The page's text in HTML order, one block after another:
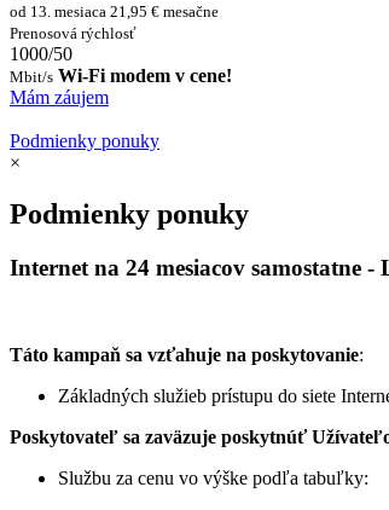
od 13. mesiaca 21,95 € mesačne
Prenosová rýchlosť
1000/50
Mbit/s Wi-Fi modem v cene!
Mám záujem
Podmienky ponuky
×
Podmienky ponuky
Internet na 24 mesiacov samostatne -
Táto kampaň sa vzťahuje na poskytovanie:
Základných služieb prístupu do siete
Poskytovateľ sa zaväzuje poskytnúť
Službu za cenu vo výške podľa tabuľky: